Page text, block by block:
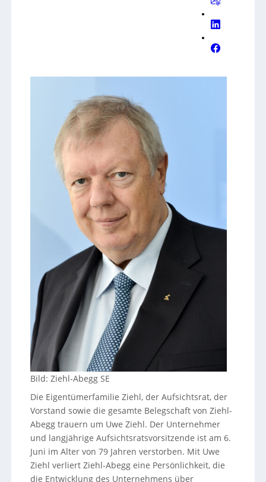
Bild: Ziehl-Abegg SE
Die Eigentümerfamilie Ziehl, der Aufsichtsrat, der
Vorstand sowie die gesamte Belegschaft von Ziehl-
Abegg trauern um Uwe Ziehl. Der Unternehmer
und langjährige Aufsichtsratsvorsitzende ist am 6.
Juni im Alter von 79 Jahren verstorben. Mit Uwe
Ziehl verliert Ziehl-Abegg eine Persönlichkeit, die
die Entwicklung des Unternehmens über